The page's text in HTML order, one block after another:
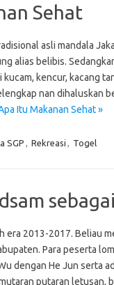
Sehat
asli mandala
alias belibis.
kencur, kacang
nan dihaluskan
Itu Makanan Sehat »
SGP , Rekreasi , Togel
era 2013-2017. Beliau
Para peserta
dengan He Jun serta
putaran letusan,